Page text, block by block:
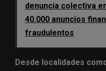
denuncia colectiva
40.000 anuncios
fraudulentos
Desde localidades